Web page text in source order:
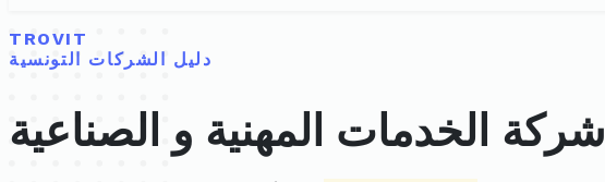
TROVIT
دليل الشركات التونسية
شركة الخدمات المهنية و الصناعية